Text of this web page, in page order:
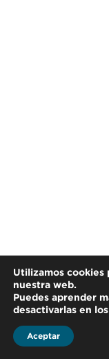
Utilizamos cookies
nuestra web.
Puedes aprender
desactivarlas en los
Aceptar